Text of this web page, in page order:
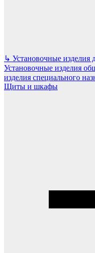
↳ Установочные
Установочные изделия
изделия специального
Щиты и шкафы